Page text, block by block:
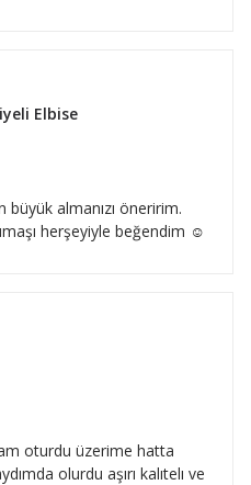
Elbise
büyük almanızı öneririm.
herşeyiyle beğendim ☺️
oturdu üzerime hatta
olurdu aşırı kalıtelı ve